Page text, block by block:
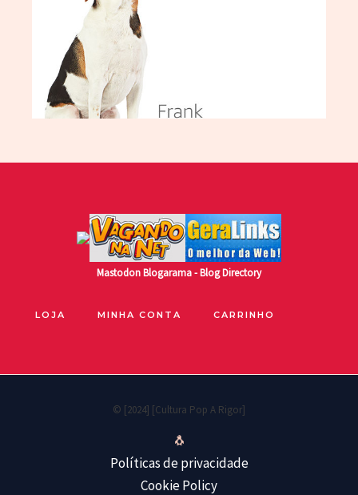
MastodonBlogarama - Blog Directory
LOJA MINHA CONTA CARRINHO
© [2024] [Cultura Pop A Rigor]
🐧
Políticas de privacidade
Cookie Policy